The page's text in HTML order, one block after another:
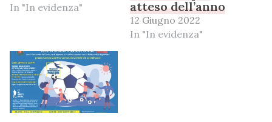
In "In evidenza"
atteso dell’anno
12 Giugno 2022
In "In evidenza"